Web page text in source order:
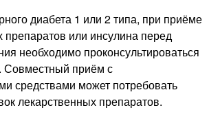
диабета 1 или 2 типа, при приёме
или инсулина перед
необходимо проконсультироваться
Совместный приём с
средствами может потребовать
лекарственных препаратов.